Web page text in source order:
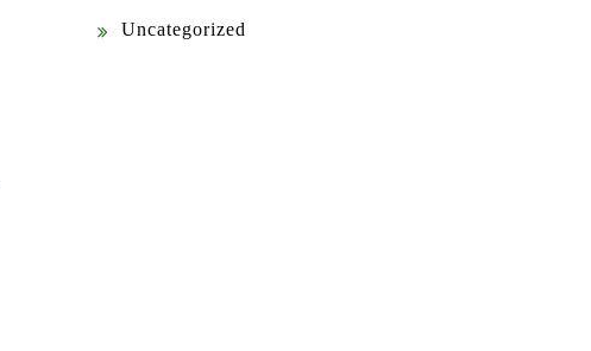
Uncategorized